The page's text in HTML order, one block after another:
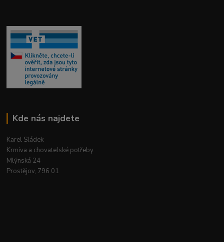
Kde nás najdete
Karel Sládek
Krmiva a chovatelské potřeby
Mlýnská 24
Prostějov, 796 01